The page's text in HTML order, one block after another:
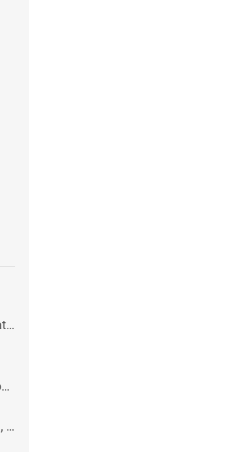
4kroužkový pořadač Pigna Nature Flowers - A4, 35 mm, mix motivů
Pilot B2P Ecoball - Kuličkové pero
Pilot, popisovač na bílé tabule, seříznutý hrot, V-Board Master Chisel